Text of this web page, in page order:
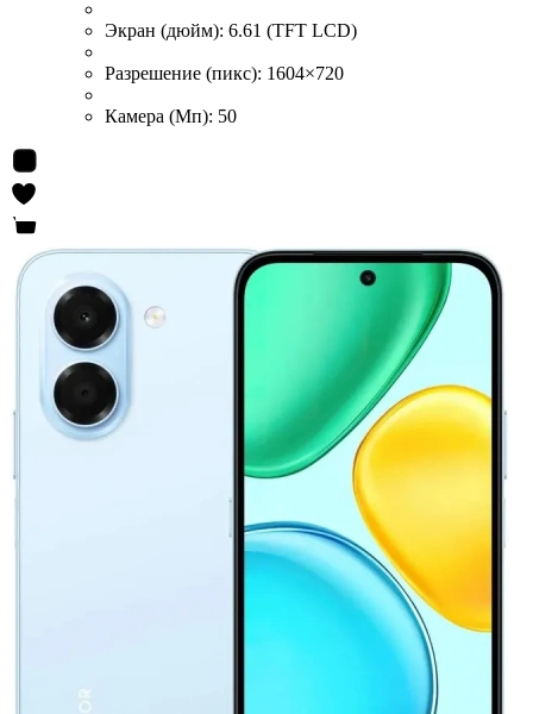
Экран (дюйм): 6.61 (TFT LCD)
Разрешение (пикс): 1604×720
Камера (Мп): 50